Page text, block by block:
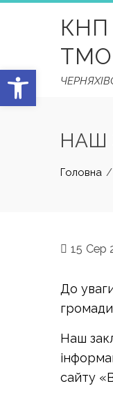
КНП
НАШ
Головна
15 Сер
До
Наш
сайту
Відкрити Панель